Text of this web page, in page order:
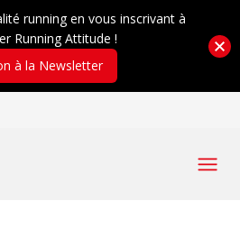
running en vous inscrivant à
Running Attitude !
à la Newsletter